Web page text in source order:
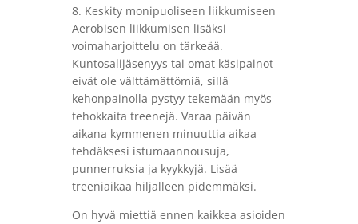
8. Keskity monipuoliseen liikkumiseen
Aerobisen liikkumisen lisäksi
voimaharjoittelu on tärkeää.
Kuntosalijäsenyys tai omat käsipainot
eivät ole välttämättömiä, sillä
kehonpainolla pystyy tekemään myös
tehokkaita treenejä. Varaa päivän
aikana kymmenen minuuttia aikaa
tehdäksesi istumaannousuja,
punnerruksia ja kyykkyjä. Lisää
treeniaikaa hiljalleen pidemmäksi.
On hyvä miettiä ennen kaikkea asioiden